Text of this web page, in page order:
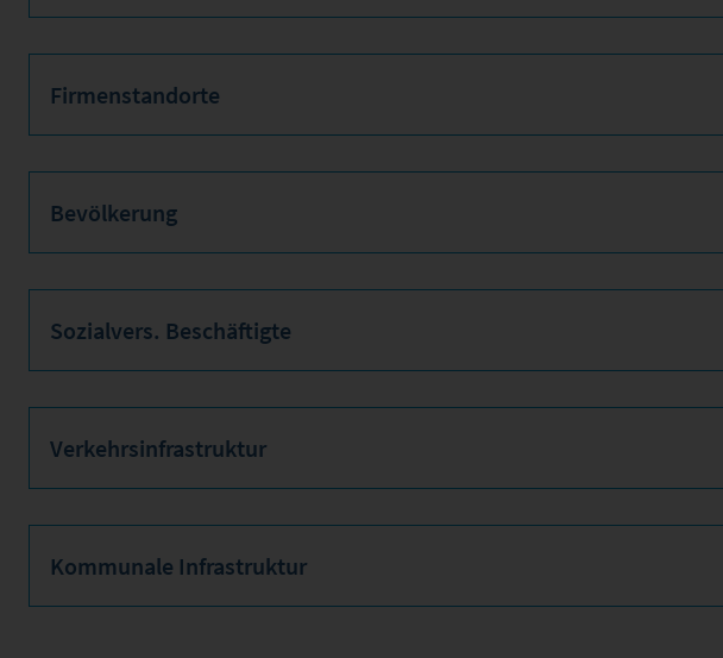
Firmenstandorte
Bevölkerung
Sozialvers. Beschäftigte
Verkehrsinfrastruktur
Kommunale Infrastruktur